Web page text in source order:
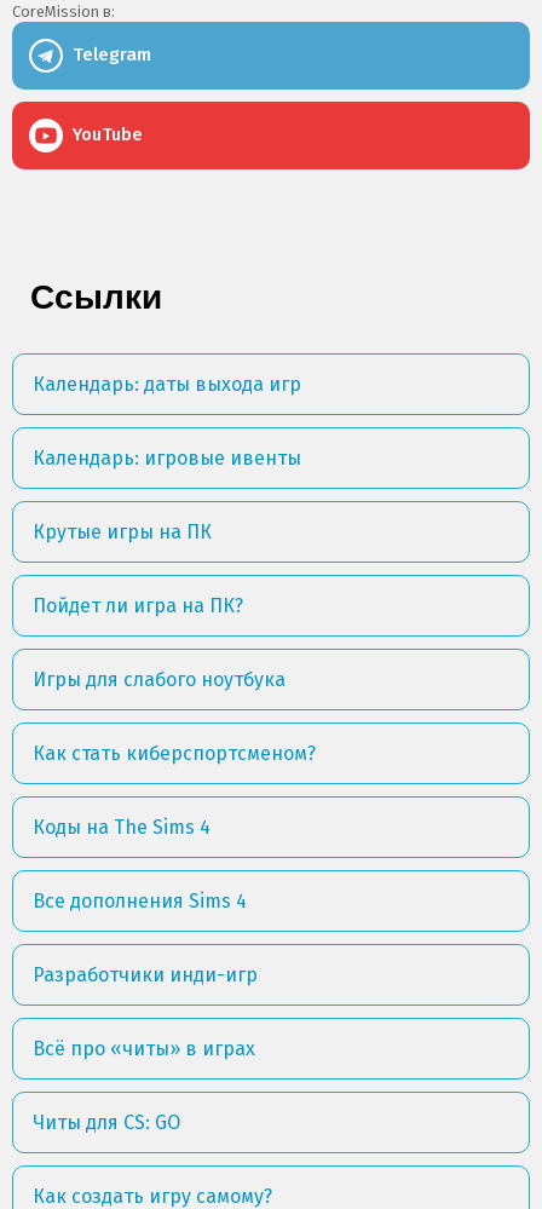
CoreMission в:
Telegram
YouTube
Ссылки
Календарь: даты выхода игр
Календарь: игровые ивенты
Крутые игры на ПК
Пойдет ли игра на ПК?
Игры для слабого ноутбука
Как стать киберспортсменом?
Коды на The Sims 4
Все дополнения Sims 4
Разработчики инди-игр
Всё про «читы» в играх
Читы для CS: GO
Как создать игру самому?